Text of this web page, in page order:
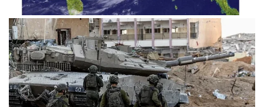
বঙ্গোপসাগরে লঘুচাপ, আবার ঘূর্ণিঝড়ের শঙ্কা